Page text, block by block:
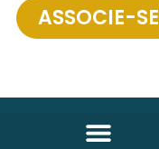
ASSOCIE-SE